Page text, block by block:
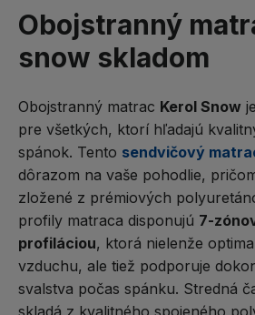
Obojstranný
snow skladom
Obojstranný matrac Kerol Snow
pre všetkých, ktorí hľadajú
spánok. Tento sendvičový
dôrazom na vaše pohodlie,
zložené z prémiových
profily matraca disponujú 7-
profiláciou, ktorá nielenže
vzduchu, ale tiež podporuje
svalstva počas spánku. Stredná